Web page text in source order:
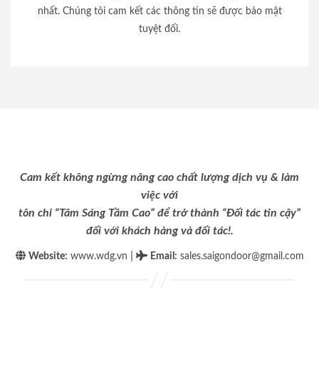
nhất. Chúng tôi cam kết các thông tin sẽ được bảo mật
tuyệt đối.
Cam kết không ngừng nâng cao chất lượng dịch vụ & làm
việc với
tôn chỉ “Tâm Sáng Tầm Cao” để trở thành “Đối tác tin cậy”
đối với khách hàng và đối tác!.
Website: www.wdg.vn Email : sales.saigondoor@gmail.com